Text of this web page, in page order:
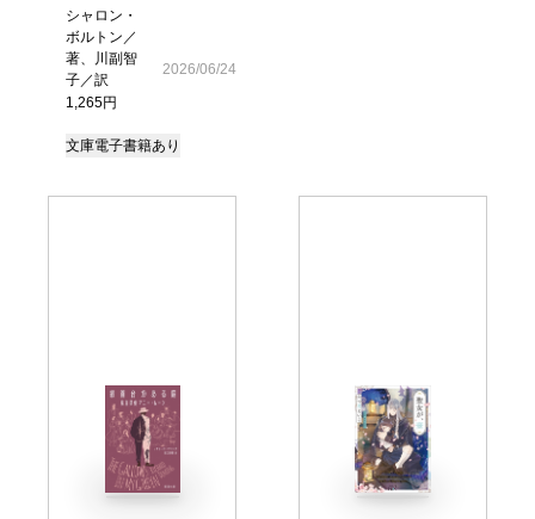
シャロン・
ボルトン／
著、川副智
子／訳
1,265円
2026/06/24
文庫電子書籍あり